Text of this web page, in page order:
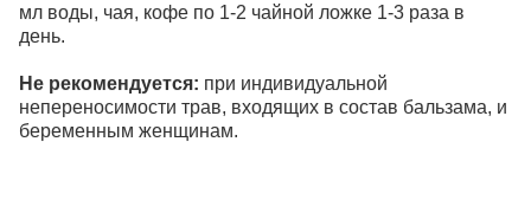
мл воды, чая, кофе по 1-2 чайной ложке 1-3 раза в
день.
Не рекомендуется: при индивидуальной
непереносимости трав, входящих в состав бальзама, и
беременным женщинам.